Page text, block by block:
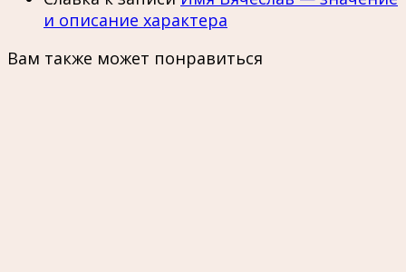
и описание характера
Вам также может понравиться